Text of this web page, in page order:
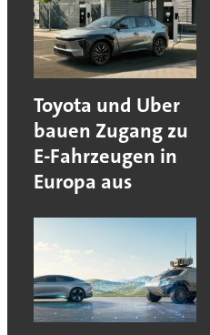
Toyota und Uber
bauen Zugang zu
E-Fahrzeugen in
Europa aus